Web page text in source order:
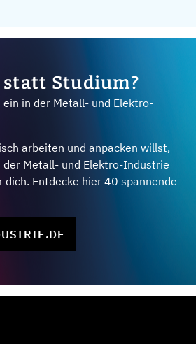
Studium?
in der Metall- und Elektro-
arbeiten und anpacken willst,
der Metall- und Elektro-Industrie
dich. Entdecke hier 40 spannende